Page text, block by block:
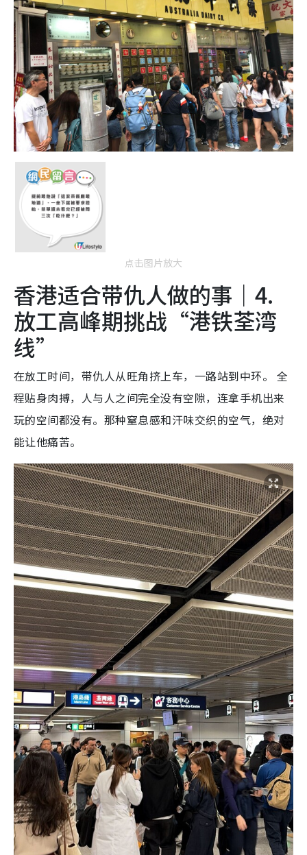
点击图片放大
香港适合带仇人做的事｜4.
放工高峰期挑战“港铁荃湾
线”
在放工时间，带仇人从旺角挤上车，一路站到中环。 全
程贴身肉搏，人与人之间完全没有空隙，连拿手机出来
玩的空间都没有。那种窒息感和汗味交织的空气，绝对
能让他痛苦。